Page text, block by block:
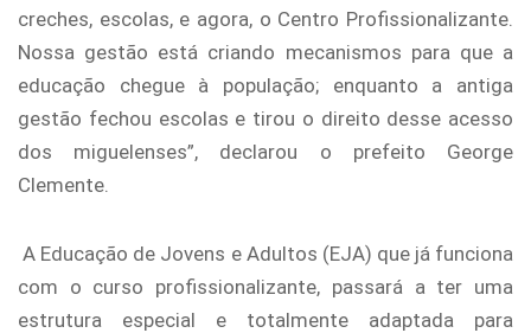
creches, escolas, e agora, o Centro Profissionalizante.
Nossa gestão está criando mecanismos para que a
educação chegue à população; enquanto a antiga
gestão fechou escolas e tirou o direito desse acesso
dos miguelenses”, declarou o prefeito George
Clemente.
A Educação de Jovens e Adultos (EJA) que já funciona
com o curso profissionalizante, passará a ter uma
estrutura especial e totalmente adaptada para